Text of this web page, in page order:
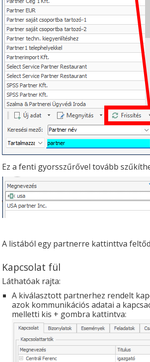
Ez a fenti gyorsszűrővel tovább
A listából egy partnerre kattinttva
Kapcsolat fül
Láthatóak rajta:
A kiválasztott partnerhez rendelt
azok kommunikációs adatai a
melletti kis + gombra kattintva: